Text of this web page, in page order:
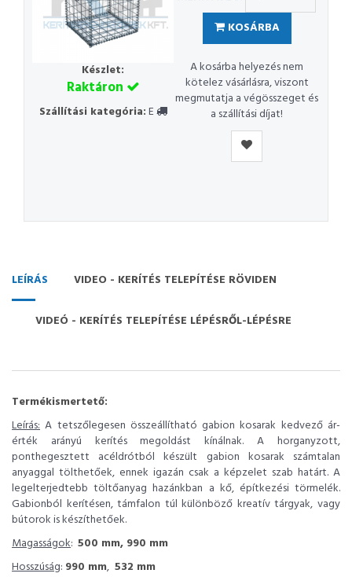
Készlet:
Raktáron
Szállítási kategória:E
KOSÁRBA
A kosárba helyezés nem
kötelez vásárlásra, viszont
megmutatja a végösszeget és
a szállítási díjat!
LEÍRÁS VIDEO - KERÍTÉS TELEPÍTÉSE RÖVIDEN
VIDEÓ - KERÍTÉS TELEPÍTÉSE LÉPÉSRŐL-LÉPÉSRE
Termékismertető:
Leírás: A tetszőlegesen összeállítható gabion kosarak kedvező ár-
érték arányú kerítés megoldást kínálnak. A horganyzott,
ponthegesztett acéldrótból készült gabion kosarak számtalan
anyaggal tölthetőek, ennek igazán csak a képzelet szab határt. A
legelterjedtebb töltőanyag hazánkban a kő, építkezési törmelék.
Gabionból kerítésen, támfalon túl különböző kreatív tárgyak, vagy
bútorok is készíthetőek.
Magasságok: 500 mm, 990 mm
Hosszúság: 990 mm, 532 mm